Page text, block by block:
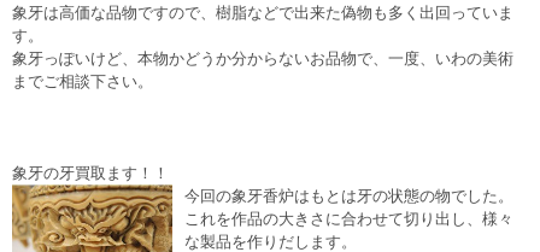
象牙は高価な品物ですので、樹脂などで出来た偽物も多く出回っていま
す。
象牙っぽいけど、本物かどうか分からないお品物で、一度、いわの美術
までご相談下さい。
象牙の牙買取ます！！
今回の象牙香炉はもとは牙の状態の物でした。
これを作品の大きさに合わせて切り出し、様々
な製品を作りだします。